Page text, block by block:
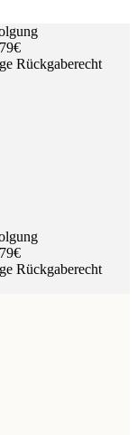
Rückgaberecht
Rückgaberecht